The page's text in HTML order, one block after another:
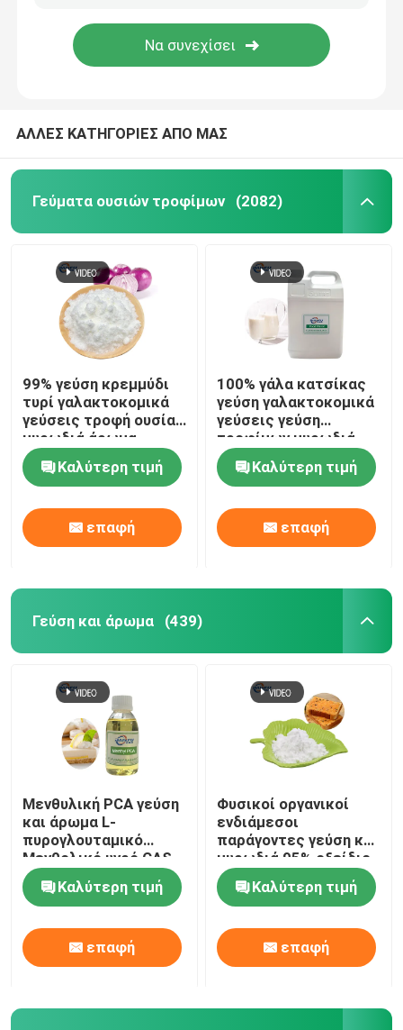
ΑΛΛΕΣ ΚΑΤΗΓΟΡΙΕΣ ΑΠΟ ΜΑΣ
Γεύματα ουσιών τροφίμων (2082)
99% γεύση κρεμμύδι
τυρί γαλακτοκομικά
γεύσεις τροφή ουσία
μυρωδιά άρωμα
Καλύτερη τιμή
επαφή
100% γάλα κατσίκας
γεύση γαλακτοκομικά
γεύσεις γεύση
τροφίμων μυρωδιά
Καλύτερη τιμή
επαφή
Γεύση και άρωμα (439)
Μενθυλική PCA γεύση
και άρωμα L-
πυρογλουταμικό
Μενθολικό υγρό CAS
64519-44-4
Καλύτερη τιμή
επαφή
Φυσικοί οργανικοί
ενδιάμεσοι
παράγοντες γεύση και
μυρωδιά 95% οξείδιο
καρυοφυλλίνης CAS
1139-30-6
Καλύτερη τιμή
επαφή